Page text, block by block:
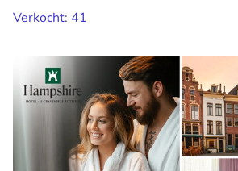
Verkocht: 41